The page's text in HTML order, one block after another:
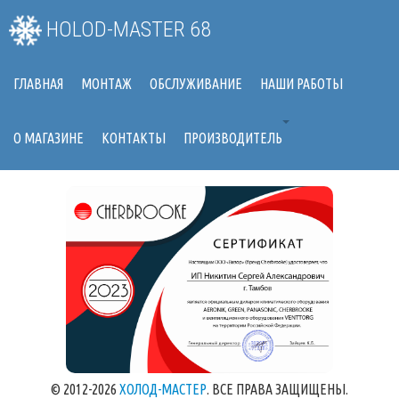
HOLOD-MASTER 68
ГЛАВНАЯ МОНТАЖ ОБСЛУЖИВАНИЕ НАШИ РАБОТЫ
О МАГАЗИНЕ КОНТАКТЫ ПРОИЗВОДИТЕЛЬ
© 2012-2026 ХОЛОД-МАСТЕР . ВСЕ ПРАВА ЗАЩИЩЕНЫ.